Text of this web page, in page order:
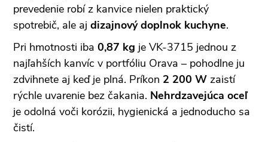
prevedenie robí z kanvice nielen praktický
spotrebič, ale aj dizajnový doplnok kuchyne.
Pri hmotnosti iba 0,87 kg je VK-3715 jednou z
najľahších kanvíc v portfóliu Orava – pohodlne ju
zdvihnete aj keď je plná. Príkon 2 200 W zaistí
rýchle uvarenie bez čakania. Nehrdzavejúca oceľ
je odolná voči korózii, hygienická a jednoducho sa
čistí.